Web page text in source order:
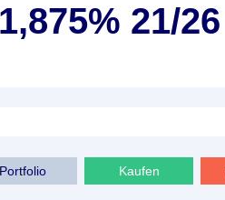
21/26
Kaufen
Portfolio